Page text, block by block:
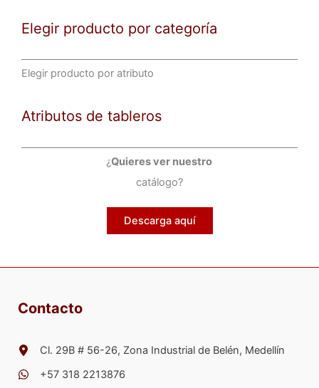
la
de
producto
Elegir producto por categoría
Elegir producto por atributo
Atributos de tableros
¿Quieres ver nuestro
catálogo?
Descarga aquí
Contacto
Cl. 29B # 56-26, Zona Industrial de Belén, Medellín
+57 318 2213876